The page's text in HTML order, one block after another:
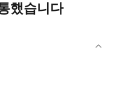
했습니다